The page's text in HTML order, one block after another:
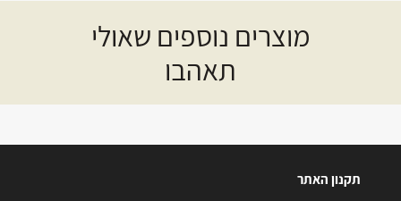
מוצרים נוספים שאולי
תאהבו
תקנון האתר